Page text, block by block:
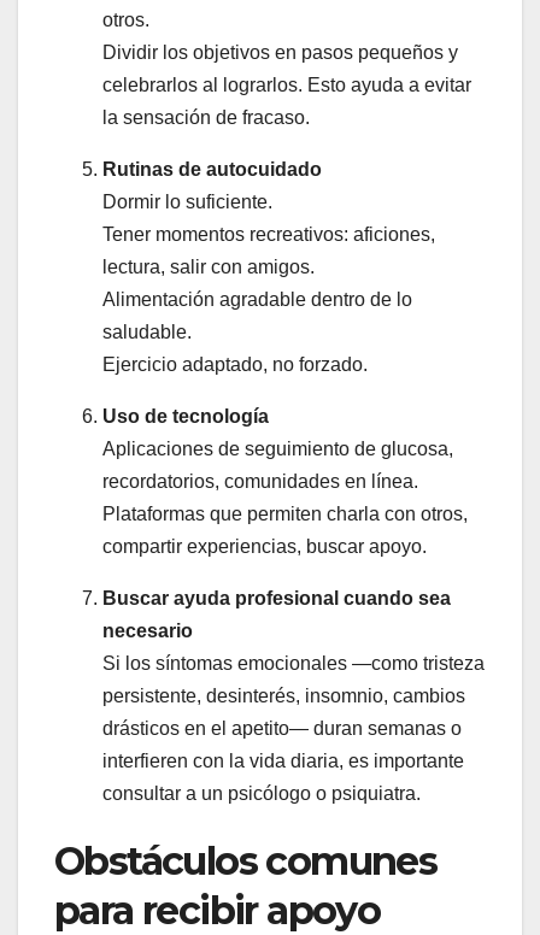
otros.
Dividir los objetivos en pasos pequeños y
celebrarlos al lograrlos. Esto ayuda a evitar
la sensación de fracaso.
Rutinas de autocuidado
Dormir lo suficiente.
Tener momentos recreativos: aficiones,
lectura, salir con amigos.
Alimentación agradable dentro de lo
saludable.
Ejercicio adaptado, no forzado.
Uso de tecnología
Aplicaciones de seguimiento de glucosa,
recordatorios, comunidades en línea.
Plataformas que permiten charla con otros,
compartir experiencias, buscar apoyo.
Buscar ayuda profesional cuando sea
necesario
Si los síntomas emocionales —como tristeza
persistente, desinterés, insomnio, cambios
drásticos en el apetito— duran semanas o
interfieren con la vida diaria, es importante
consultar a un psicólogo o psiquiatra.
Obstáculos comunes
para recibir apoyo